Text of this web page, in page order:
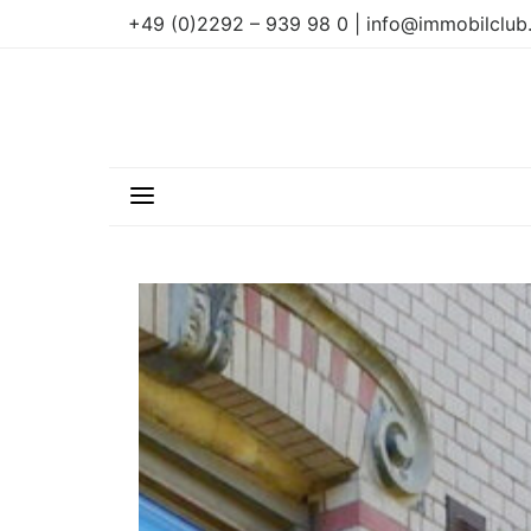
+49 (0)2292 – 939 98 0 |